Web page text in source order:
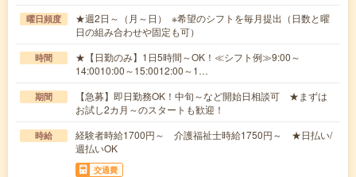
曜日頻度
★週2日～（月～日） ※希望のシフトを毎月提出（日数と曜
日の組み合わせや固定も可）
時間
★【日勤のみ】1日5時間～OK！≪シフト例≫9:00～
14:0010:00～15:0012:00～1…
期間
【急募】即日勤務OK！中旬～など開始日相談可 ★まずは
お試し2カ月～のスタートも歓迎！
時給
経験者時給1700円～ 介護福祉士時給1750円～ ★日払い/
週払いOK
交通費